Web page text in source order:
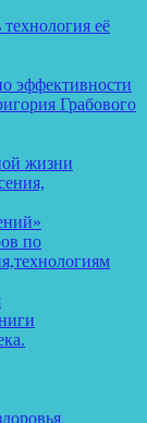
её
эффективности
Грабового
жизни
по